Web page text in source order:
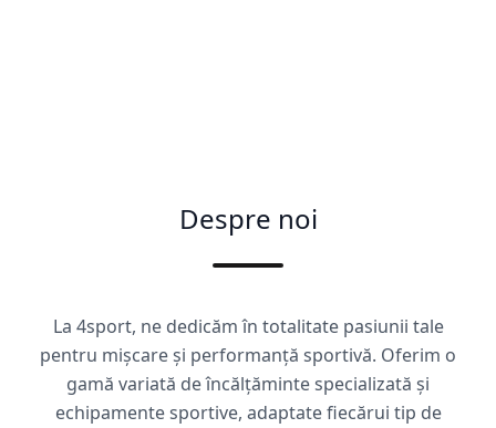
Despre noi
La 4sport, ne dedicăm în totalitate pasiunii tale
pentru mișcare și performanță sportivă. Oferim o
gamă variată de încălțăminte specializată și
echipamente sportive, adaptate fiecărui tip de